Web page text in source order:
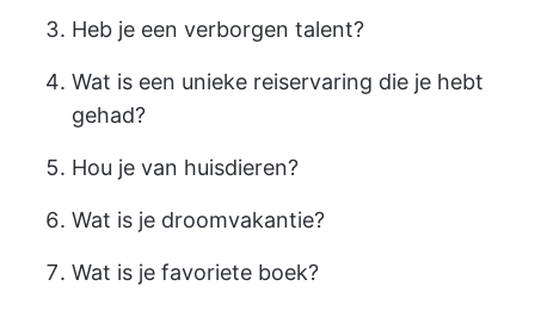
Heb je een verborgen talent?
Wat is een unieke reiservaring die je hebt
gehad?
Hou je van huisdieren?
Wat is je droomvakantie?
Wat is je favoriete boek?